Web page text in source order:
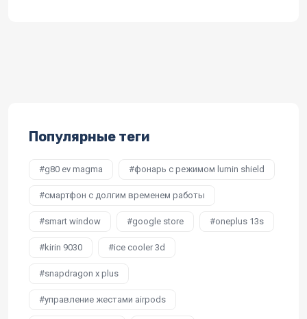
Популярные теги
g80 ev magma фонарь с режимом lumin shield
смартфон с долгим временем работы
smart window google store oneplus 13s
kirin 9030 ice cooler 3d
snapdragon x plus
управление жестами airpods